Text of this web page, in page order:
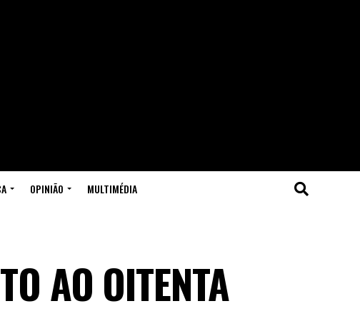
OPINIÃO MULTIMÉDIA
AO OITENTA